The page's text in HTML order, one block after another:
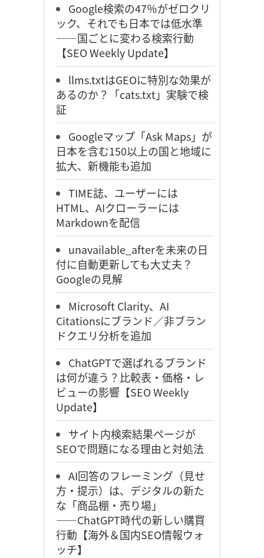
Google検索の47％がゼロクリ
ック、それでも日本では低水準
――国ごとに変わる検索行動
【SEO Weekly Update】
llms.txtはGEOに特別な効果が
あるのか？「cats.txt」実験で検
証
Googleマップ「Ask Maps」が
日本を含む150以上の国と地域に
拡大、新機能も追加
TIME誌、ユーザーには
HTML、AIクローラーには
Markdownを配信
unavailable_afterを未来の日
付に自動更新しても大丈夫？
Googleの見解
Microsoft Clarity、AI
Citationsにブランド／非ブラン
ドクエリ分析を追加
ChatGPTで選ばれるブランド
は何が違う？比較表・価格・レ
ビューの影響【SEO Weekly
Update】
サイト内検索結果ページが
SEOで問題になる理由と対処法
AI回答のフレーミング（見せ
方・提示）は、デジタルの新た
な「商品棚・売り場」
――ChatGPT時代の新しい購買
行動【海外＆国内SEO情報ウォ
ッチ】